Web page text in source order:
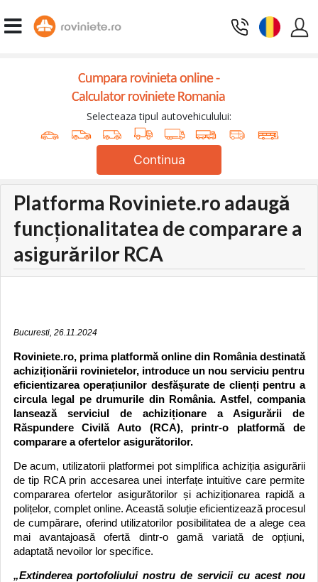
Cumpara rovinieta online -
Calculator roviniete Romania
Selecteaza tipul autovehiculului:
Continua
Platforma Roviniete.ro adaugă
funcționalitatea de comparare a
asigurărilor RCA
Bucuresti, 26.11.2024
Roviniete.ro, prima platformă online din România destinată
achiziționării rovinietelor, introduce un nou serviciu pentru
eficientizarea operațiunilor desfășurate de clienți pentru a
circula legal pe drumurile din România. Astfel, compania
lansează serviciul de achiziționare a Asigurării de
Răspundere Civilă Auto (RCA), printr-o platformă de
comparare a ofertelor asigurătorilor.
De acum, utilizatorii platformei pot simplifica achiziția asigurării
de tip RCA prin accesarea unei interfațe intuitive care permite
compararea ofertelor asigurătorilor și achiziționarea rapidă a
polițelor, complet online. Această soluție eficientizează procesul
de cumpărare, oferind utilizatorilor posibilitatea de a alege cea
mai avantajoasă ofertă dintr-o gamă variată de opțiuni,
adaptată nevoilor lor specifice.
„Extinderea portofoliului nostru de servicii cu acest nou